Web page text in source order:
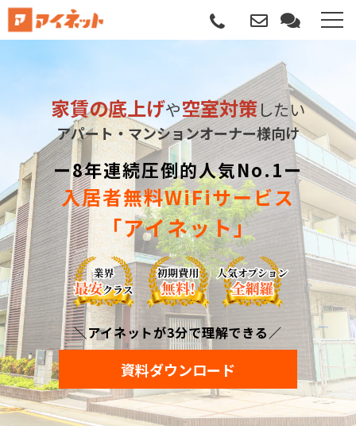
導入について
サポートについて
導入事例
記事
資料請求
サービス説明動画
監修者一覧
家賃の底上げや空室対策したい
アパート・マンションオーナー様向け
ー8年連続圧倒的人気No.1ー
入居者無料WiFiサービス
「アイネット」
＼アイネットが3分で理解できる／
資料ダウンロード